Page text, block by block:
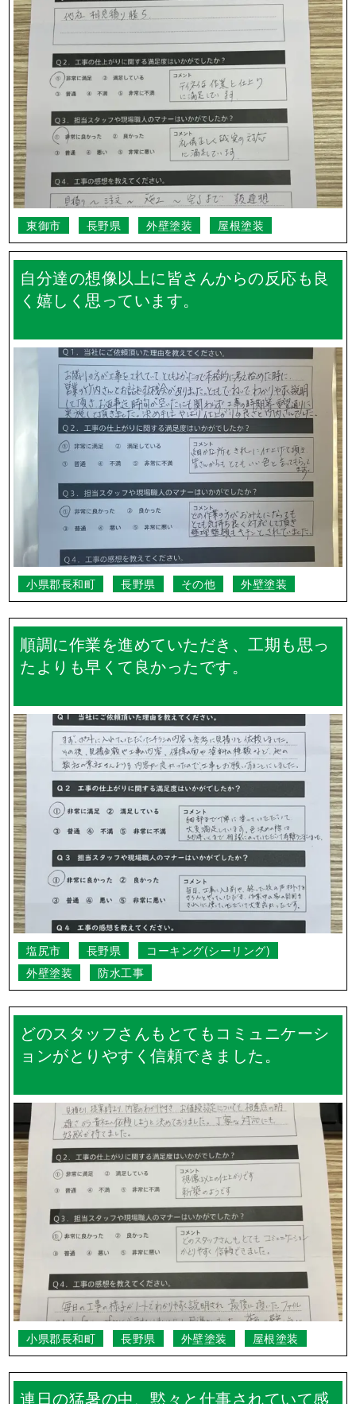
東御市 長野県 外壁塗装 屋根塗装
自分達の想像以上に皆さんからの反応も良
く嬉しく思っています。
小県郡長和町 長野県 その他 外壁塗装
順調に作業を進めていただき、工期も思っ
たよりも早くて良かったです。
塩尻市 長野県
コーキング(シーリング)
外壁塗装
防水工事
どのスタッフさんもとてもコミュニケーシ
ョンがとりやすく信頼できました。
小県郡長和町 長野県 外壁塗装 屋根塗装
連日の猛暑の中、黙々と仕事されていて感